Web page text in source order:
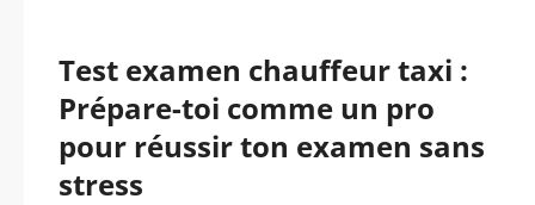
Test examen chauffeur taxi :
Prépare-toi comme un pro
pour réussir ton examen sans
stress